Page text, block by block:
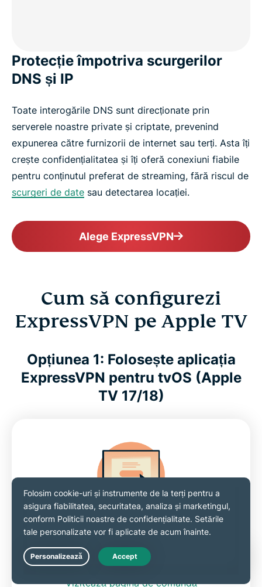
Protecție împotriva scurgerilor
DNS și IP
Toate interogările DNS sunt direcționate prin
serverele noastre private și criptate, prevenind
expunerea către furnizorii de internet sau terți. Asta îți
crește confidențialitatea și îți oferă conexiuni fiabile
pentru conținutul preferat de streaming, fără riscul de
scurgeri de date sau detectarea locației.
Alege ExpressVPN
Cum să configurezi
ExpressVPN pe Apple TV
Opțiunea 1: Folosește aplicația
ExpressVPN pentru tvOS (Apple
TV 17/18)
Înregistrează-te la
ExpressVPN
Vizitează pagina de comandă